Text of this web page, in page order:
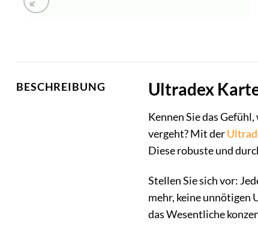
BESCHREIBUNG Ultradex
Kennen Sie das
vergeht? Mit der
Diese robuste und
Stellen Sie sich vor:
mehr, keine unnötigen
das Wesentliche